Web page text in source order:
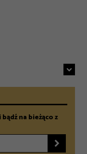
na bieżąco z
